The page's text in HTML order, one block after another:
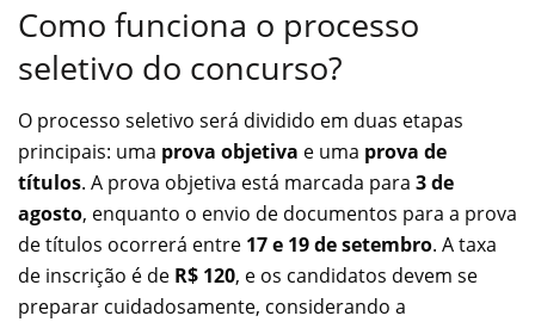
Como funciona o processo
seletivo do concurso?
O processo seletivo será dividido em duas etapas
principais: uma prova objetiva e uma prova de
títulos. A prova objetiva está marcada para 3 de
agosto, enquanto o envio de documentos para a prova
de títulos ocorrerá entre 17 e 19 de setembro. A taxa
de inscrição é de R$ 120, e os candidatos devem se
preparar cuidadosamente, considerando a